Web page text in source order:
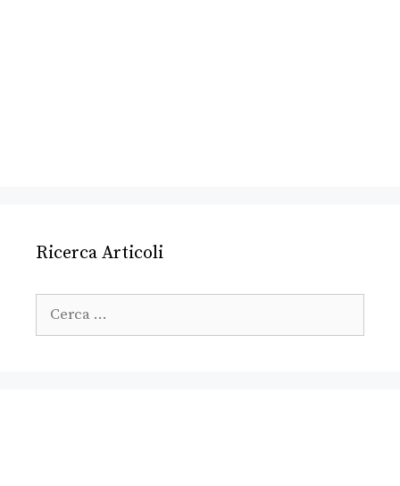
Ricerca Articoli